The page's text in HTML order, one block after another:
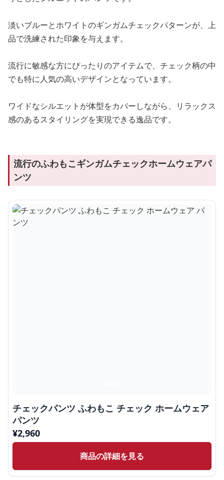
淡いブルーとホワイトのギンガムチェックパターンが、上
品で洗練された印象を与えます。
流行に敏感な方にぴったりのアイテムで、チェック柄の中
でも特に人気の高いデザインとなっています。
ワイドなシルエットが体型をカバーしながら、リラックス
感のあるスタイリングを実現できる逸品です。
流行のふわもこギンガムチェックホームウェアパ
ンツ
チェックパンツ ふわもこ チェック ホームウェア
パンツ
¥2,960
商品の詳細を見る